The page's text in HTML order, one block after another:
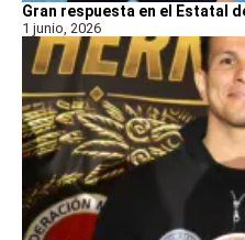
Gran respuesta en el Estatal
1 junio, 2026